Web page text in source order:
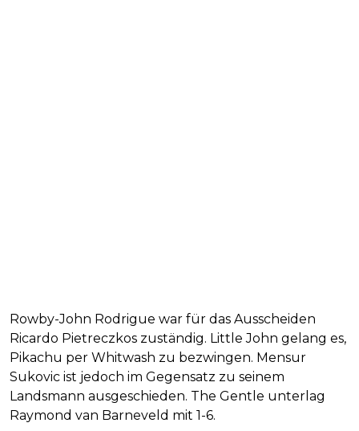
Rowby-John Rodrigue war für das Ausscheiden
Ricardo Pietreczkos zuständig. Little John gelang es,
Pikachu per Whitwash zu bezwingen. Mensur
Sukovic ist jedoch im Gegensatz zu seinem
Landsmann ausgeschieden. The Gentle unterlag
Raymond van Barneveld mit 1-6.